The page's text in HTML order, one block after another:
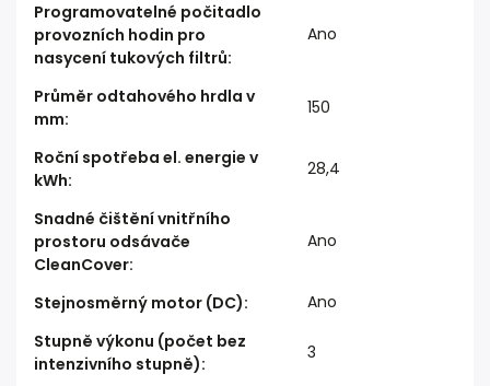
Programovatelné počitadlo
provozních hodin pro
nasycení tukových filtrů:
Ano
Průměr odtahového hrdla v
mm:
150
Roční spotřeba el. energie v
kWh:
28,4
Snadné čištění vnitřního
prostoru odsávače
CleanCover:
Ano
Stejnosměrný motor (DC):
Ano
Stupně výkonu (počet bez
intenzivního stupně):
3